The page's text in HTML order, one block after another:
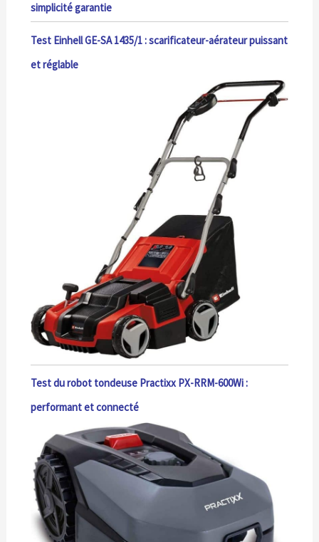
simplicité garantie
Test Einhell GE-SA 1435/1 : scarificateur-aérateur puissant
et réglable
Test du robot tondeuse Practixx PX-RRM-600Wi :
performant et connecté